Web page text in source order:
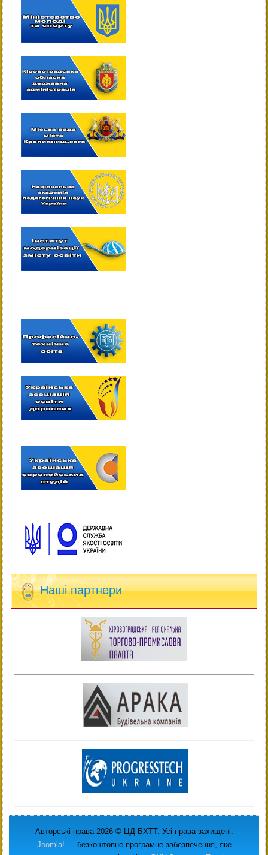
Наші партнери
Авторські права 2026 © ЦД БХТТ. Усі права захищені.
Joomla! — безкоштовне програмне забезпечення, яке